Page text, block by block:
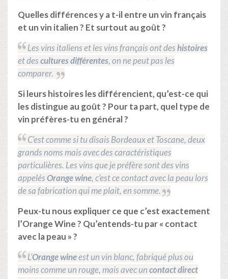
Quelles différences y a t-il entre un vin français
et un vin italien ? Et surtout au goût ?
Les vins italiens et les vins français ont deshistoires
et descultures différentes, on ne peut pas les
comparer.
Si leurs histoires les différencient, qu’est-ce qui
les distingue au goût ? Pour ta part, quel type de
vin préfères-tu en général ?
C’est comme si tu disais Bordeaux et Toscane, deux
grands noms mais avec des caractéristiques
particulières. Les vins que je préfère sont des vins
appelésOrange wine, c’est ce contact avec la peau lors
de sa fabrication qui me plait, en somme.
Peux-tu nous expliquer ce que c’est exactement
l’Orange Wine ? Qu’entends-tu par « contact
avec la peau » ?
L’Orange wineest un vin blanc, fabriqué plus ou
moins comme un rouge, mais avec uncontact direct